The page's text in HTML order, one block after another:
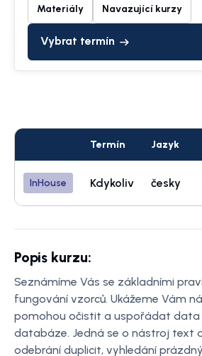
Materiály Navazující kurzy
Vybrat termín
Termín Jazyk
InHouse Kdykoliv česky
Popis kurzu:
Seznámíme Vás se základními
fungování vzorců. Ukážeme Vám
pomohou očistit a uspořádat
databáze. Jedná se o nástroj text
odebrání duplicit, vyhledání